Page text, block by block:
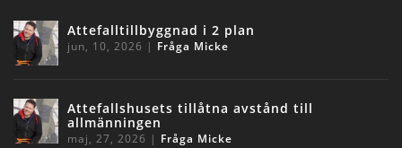
Attefalltillbyggnad i 2 plan
jun, 10, 2026 | Fråga Micke
Attefallshusets tillåtna avstånd till
allmänningen
maj, 27, 2026 | Fråga Micke